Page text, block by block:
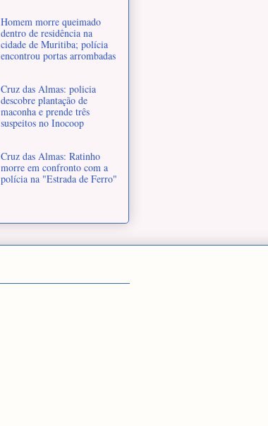
Homem morre queimado
dentro de residência na
cidade de Muritiba; polícia
encontrou portas arrombadas
Cruz das Almas: policia
descobre plantação de
maconha e prende três
suspeitos no Inocoop
Cruz das Almas: Ratinho
morre em confronto com a
polícia na "Estrada de Ferro"